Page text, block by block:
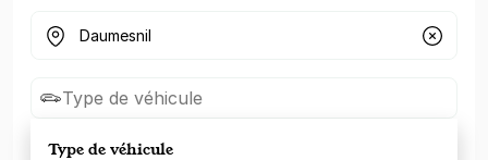
Où cherchez-vous un parking ?
Type de véhicule
Type de véhicule